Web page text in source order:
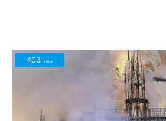
403 view